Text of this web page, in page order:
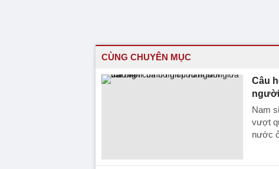
CÙNG CHUYÊN MỤC
Câu
Nam
vượt
nước